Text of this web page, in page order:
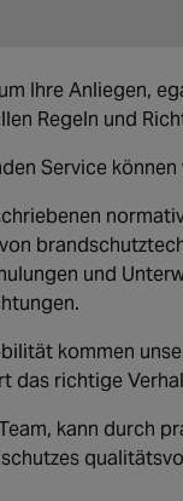
Ihre Anliegen,
Regeln und
Service
und
kommen
das richtige
kann durch